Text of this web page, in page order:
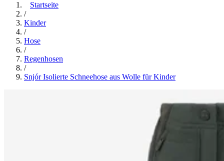
Startseite
/
Kinder
/
Hose
/
Regenhosen
/
Snjór Isolierte Schneehose aus Wolle für Kinder